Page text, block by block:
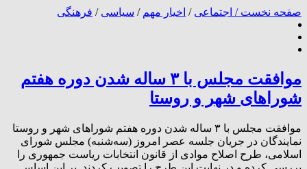
صفحه نخست / اجتماعی / اخیار مهم / سیاسی / فرهنگی
موافقت مجلس با ۳ ساله شدن دوره هفتم
شوراهای شهر و روستا
موافقت مجلس با ۳ ساله شدن دوره هفتم شوراهای شهر و روستا
نمایندگان در جریان جلسه عصر امروز (سه‌شنبه) مجلس شورای
اسلامی، طرح اصلاح موادی از قانون انتخابات ریاست جمهوری را